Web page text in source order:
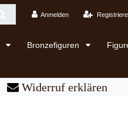
Anmelden
Bronzefiguren
Widerruf erklären